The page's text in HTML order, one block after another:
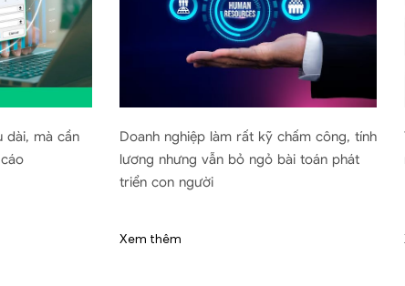
mà cần
Doanh nghiệp làm rất kỹ chấm công, tính
lương nhưng vẫn bỏ ngỏ bài toán phát
triển con người
Xem thêm